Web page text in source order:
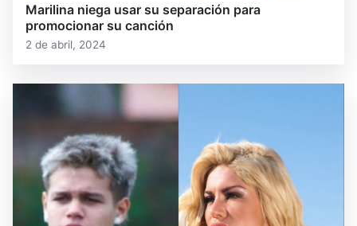
Marilina niega usar su separación para
promocionar su canción
2 de abril, 2024